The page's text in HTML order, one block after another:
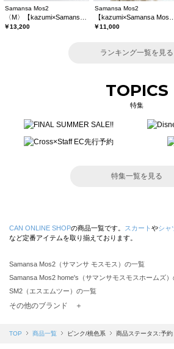
Samansa Mos2
￥13,200
Samansa Mos2
￥11,000
ランキング一覧を見る
TOPICS
特集
特集一覧を見る
CAN ONLINE SHOPの商品一覧です。 スカート やシャ
など定番アイテムを取り揃えております。
Samansa Mos2（サマンサ モスモス）の一覧
Samansa Mos2 home's（サマンサモスモスホームズ
SM2（エスエムツー）の一覧
TSUHARU by Samansa Mos2（ツハルバイサマンサモ
Samansa Mos2 blue（サマンサモスモス ブルー）の一
その他のブランド ＋
TOP 商品一覧 ピンク/桃色系 商品ステータス:予約